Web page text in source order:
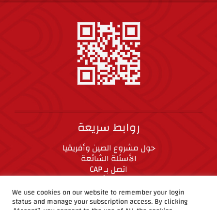
روابط سريعة
حول مشروع الصين وأفريقيا
الأسئلة الشائعة
اتصل بـ CAP
المعايير الأخلاقية
We use cookies on our website to remember your login
status and manage your subscription access. By clicking